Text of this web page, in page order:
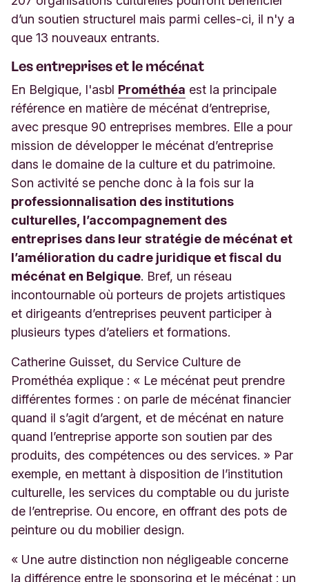
d’un soutien structurel mais parmi celles-ci, il n'y a
que 13 nouveaux entrants.
Les entreprises et le mécénat
En Belgique, l'asbl Prométhéa est la principale
référence en matière de mécénat d’entreprise,
avec presque 90 entreprises membres. Elle a pour
mission de développer le mécénat d’entreprise
dans le domaine de la culture et du patrimoine.
Son activité se penche donc à la fois sur la
professionnalisation des institutions
culturelles, l’accompagnement des
entreprises dans leur stratégie de mécénat et
l’amélioration du cadre juridique et fiscal du
mécénat en Belgique. Bref, un réseau
incontournable où porteurs de projets artistiques
et dirigeants d’entreprises peuvent participer à
plusieurs types d’ateliers et formations.
Catherine Guisset, du Service Culture de
Prométhéa explique : « Le mécénat peut prendre
différentes formes : on parle de mécénat financier
quand il s’agit d’argent, et de mécénat en nature
quand l’entreprise apporte son soutien par des
produits, des compétences ou des services. » Par
exemple, en mettant à disposition de l’institution
culturelle, les services du comptable ou du juriste
de l’entreprise. Ou encore, en offrant des pots de
peinture ou du mobilier design.
« Une autre distinction non négligeable concerne
la différence entre le sponsoring et le mécénat : un